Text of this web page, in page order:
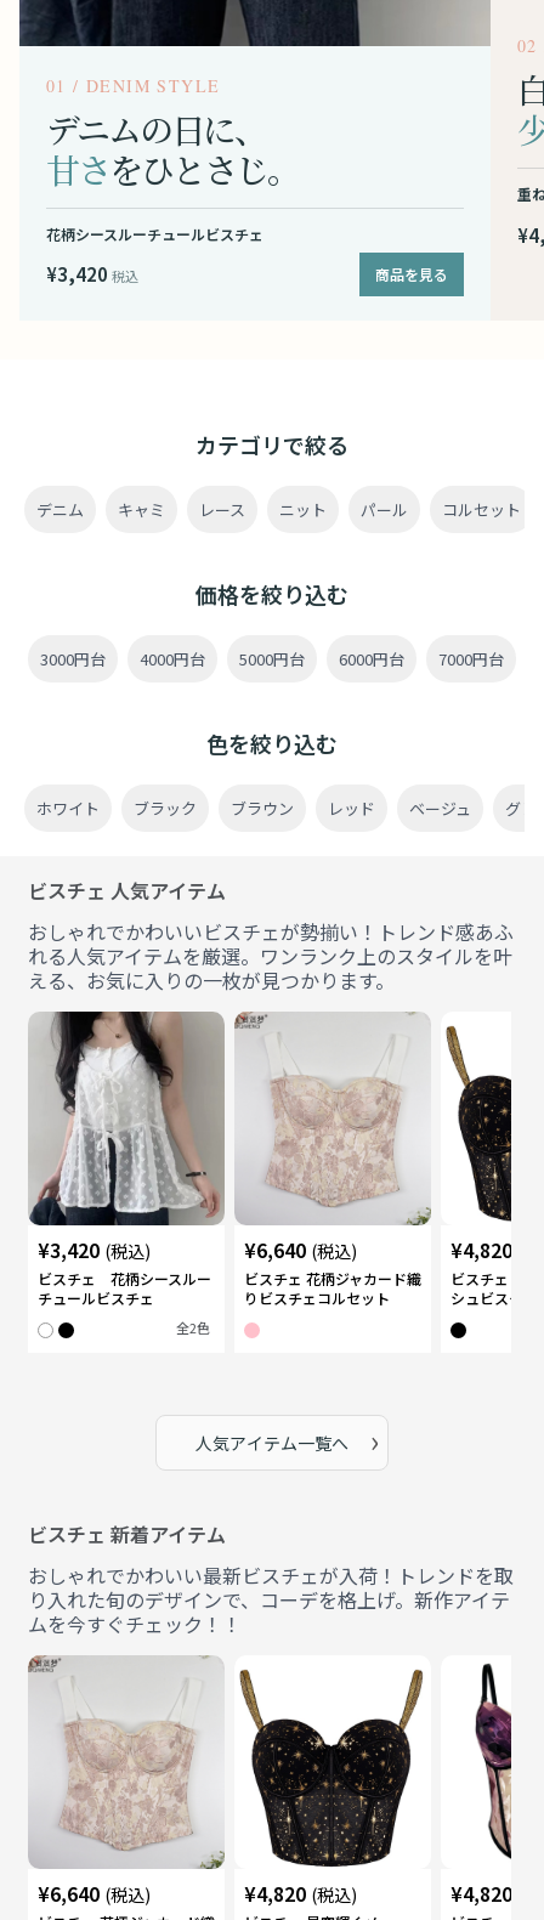
01 / DENIM STYLE
デニムの日に、
甘さをひとさじ。
花柄シースルーチュールビスチェ
¥3,420 税込 商品を見る
02
重
カテゴリで絞る
デニム キャミ レース ニット パール コルセット
価格を絞り込む
3000円台 4000円台 5000円台 6000円台 7000円台
色を絞り込む
ホワイト ブラック ブラウン レッド ベージュ グレ
ビスチェ 人気アイテム
おしゃれでかわいいビスチェが勢揃い！トレンド感あふ
れる人気アイテムを厳選。ワンランク上のスタイルを叶
える、お気に入りの一枚が見つかります。
¥3,420 (税込)
ビスチェ 花柄シースルー
チュールビスチェ
全2色
¥6,640 (税込)
ビスチェ 花柄ジャカード織
りビスチェコルセット
¥4,820
ビスチェ 星
シュビスチェ
人気アイテム一覧へ ›
ビスチェ 新着アイテム
おしゃれでかわいい最新ビスチェが入荷！トレンドを取
り入れた旬のデザインで、コーデを格上げ。新作アイテ
ムを今すぐチェック！！
¥6,640 (税込) ¥4,820 (税込) ¥4,820